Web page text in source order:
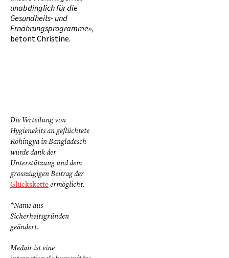
unabdinglich für die
Gesundheits- und
Ernährungsprogramme»,
betont Christine.
Die Verteilung von
Hygienekits an geflüchtete
Rohingya in Bangladesch
wurde dank der
Unterstützung und dem
grosszügigen Beitrag der
Glücksketteermöglicht.
*Name aus
Sicherheitsgründen
geändert.
Medair ist eine